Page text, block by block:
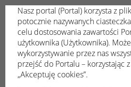
e-Rada
Nasz portal (Portal) korzysta z
potocznie nazywanych
celu dostosowania zawartości
użytkownika (Użytkownika).
wykorzystywanie przez nas
przejść do Portalu – korzystając
„Akceptuję cookies”.